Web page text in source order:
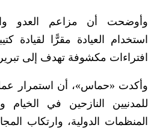
وأوضحت أن مزاعم العدو
استخدام العيادة مقرًّا لقيادة
افتراءات مكشوفة تهدف إلى تبرير
وأكدت «حماس»، أن استمرار
للمدنيين النازحين في الخيام
المنظمات الدولية، وارتكاب